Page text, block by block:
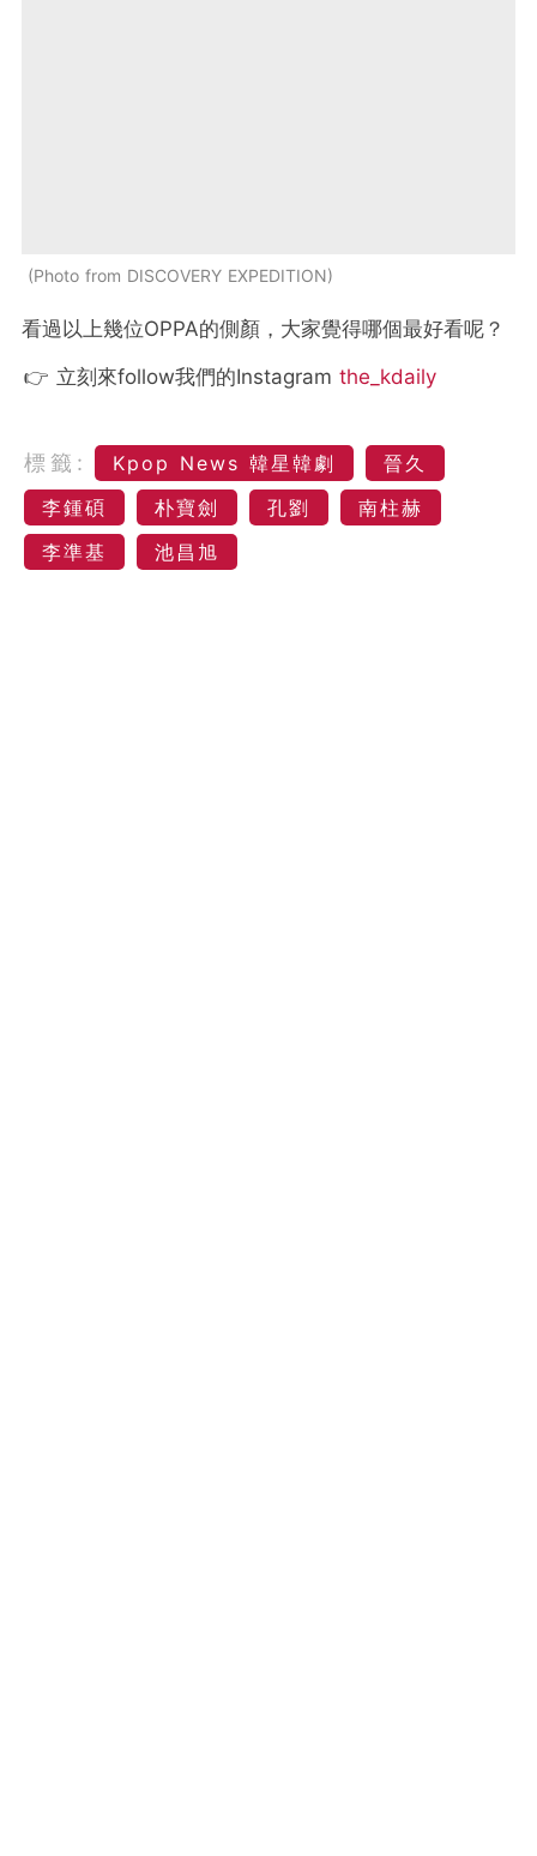
Photo from DISCOVERY EXPEDITION
看過以上幾位OPPA的側顏，大家覺得哪個最好看呢？
👉 立刻來follow我們的Instagram the_kdaily
標籤: Kpop News 韓星韓劇
晉久
李鍾碩
朴寶劍 孔劉
南柱赫
李準基
池昌旭